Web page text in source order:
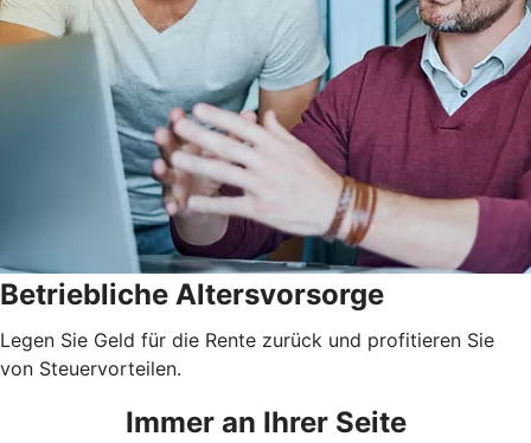
Betriebliche Altersvorsorge
Legen Sie Geld für die Rente zurück und profitieren Sie
von Steuervorteilen.
Immer an Ihrer Seite